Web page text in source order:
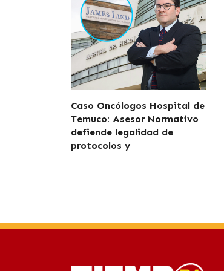
Caso Oncólogos Hospital de
Temuco: Asesor Normativo
defiende legalidad de
protocolos y